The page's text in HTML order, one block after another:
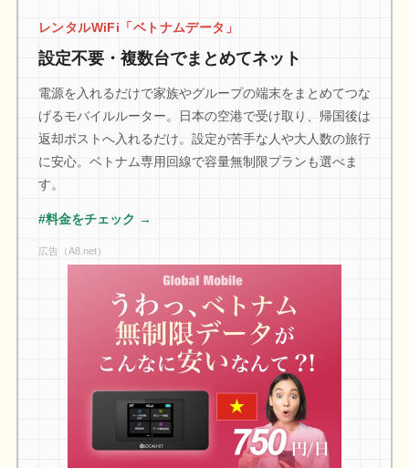
レンタルWiFi「ベトナムデータ」
設定不要・複数台でまとめてネット
電源を入れるだけで家族やグループの端末をまとめてつな
げるモバイルルーター。日本の空港で受け取り、帰国後は
返却ポストへ入れるだけ。設定が苦手な人や大人数の旅行
に安心。ベトナム専用回線で容量無制限プランも選べま
す。
#料金をチェック →
広告（A8.net）